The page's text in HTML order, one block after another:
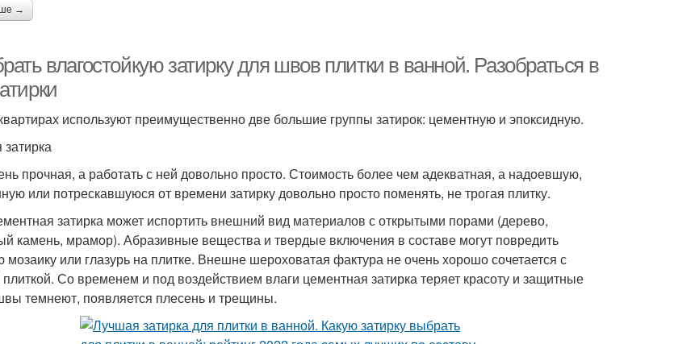
→
влагостойкую затирку для швов плитки в ванной. Разобраться в
используют преимущественно две большие группы затирок: цементную и эпоксидную.
прочная, а работать с ней довольно просто. Стоимость более чем адекватная, а надоевшую,
или потрескавшуюся от времени затирку довольно просто поменять, не трогая плитку.
затирка может испортить внешний вид материалов с открытыми порами (дерево,
камень, мрамор). Абразивные вещества и твердые включения в составе могут повредить
мозаику или глазурь на плитке. Внешне шероховатая фактура не очень хорошо сочетается с
Со временем и под воздействием влаги цементная затирка теряет красоту и защитные
темнеют, появляется плесень и трещины.